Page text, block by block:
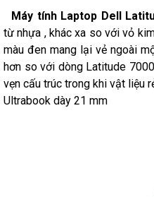
Máy tính Laptop Dell
từ nhựa , khác xa so với vỏ
màu đen mang lại vẻ ngoài
hơn so với dòng Latitude
vẹn cấu trúc trong khi vật liệu
Ultrabook dày 21 mm